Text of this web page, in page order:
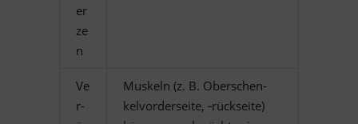
er
ze
n
Ve
r­
Mus­keln (z. B. Ober­schen­
kel­vor­der­seite, ‑rück­seite)